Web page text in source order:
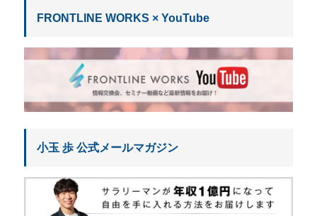
FRONTLINE WORKS × YouTube
小玉 歩 公式メールマガジン